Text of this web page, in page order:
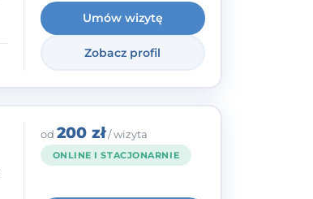
Umów wizytę
Zobacz profil
od 200 zł/ wizyta
ONLINE I STACJONARNIE